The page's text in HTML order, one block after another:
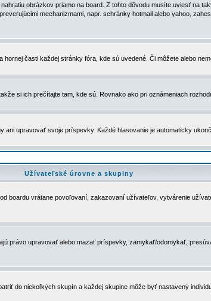
obrázkov priamo na board. Z tohto dôvodu musíte uviesť na
mechanizmami, napr. schránky hotmail alebo yahoo,
časti každej stránky fóra, kde sú uvedené. Či môžete alebo
si ich prečítajte tam, kde sú. Rovnako ako pri oznámeniach
upravovať svoje príspevky. Každé hlasovanie je automaticky
Užívateľské úrovne a skupiny
boardu vrátane povoľovaní, zakazovaní užívateľov, vytvárenie
právo upravovať alebo mazať príspevky, zamykať/odomykať,
do niekoľkých skupín a každej skupine môže byť nastavený